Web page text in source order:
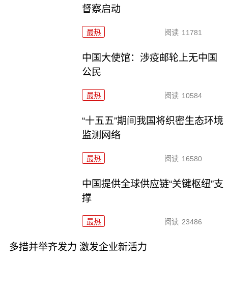
督察启动
最热 阅读 11781
中国大使馆：涉疫邮轮上无中国
公民
最热 阅读 10584
“十五五”期间我国将织密生态环境
监测网络
最热 阅读 16580
中国提供全球供应链“关键枢纽”支
撑
最热 阅读 23486
多措并举齐发力 激发企业新活力